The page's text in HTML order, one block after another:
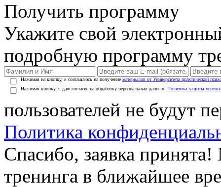
Получить программу
Укажите свой
подробную программу
Нажимая на кнопку, я соглашаюсь на получение материалов от Университета практической
Нажимая кнопку, я даю согласие на обработку персональных данных. Политика защиты
пользователей не будут
Политика
Спасибо, заявка
тренинга в ближайшее